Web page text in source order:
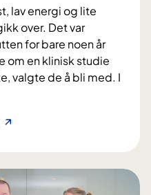
lav energi og lite
over. Det var
for bare noen år
om en klinisk studie
valgte de å bli med. I